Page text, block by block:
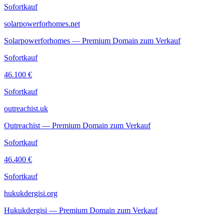
Sofortkauf
solarpowerforhomes.net
Solarpowerforhomes — Premium Domain zum Verkauf
Sofortkauf
46.100 €
Sofortkauf
outreachist.uk
Outreachist — Premium Domain zum Verkauf
Sofortkauf
46.400 €
Sofortkauf
hukukdergisi.org
Hukukdergisi — Premium Domain zum Verkauf